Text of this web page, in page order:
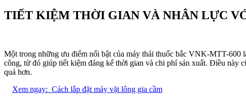
TIẾT KIỆM THỜI GIAN VÀ NHÂN LỰC
Một trong những ưu điểm nổi bật của máy thái thuốc bắc VNK-MTT-600
công, từ đó giúp tiết kiệm đáng kể thời gian và chi phí sản xuất. Điều này
quả hơn.
Xem ngay: Cách lắp đặt máy vặt lông gia cầm